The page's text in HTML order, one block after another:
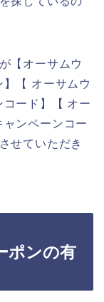
【オーサムウ
【 オーサムウ
ード】【 オー
ンペーンコー
せていただき
ポンの有